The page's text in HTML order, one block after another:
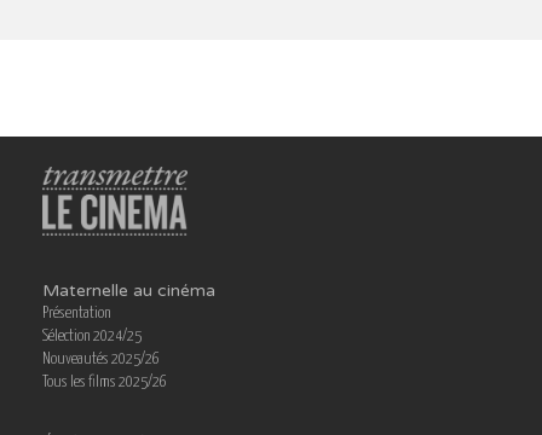
Maternelle au cinéma
Présentation
Sélection 2024/25
Nouveautés 2025/26
Tous les films 2025/26